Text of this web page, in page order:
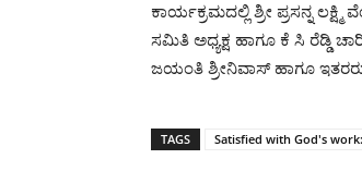
ಕಾರ್ಯಕ್ರಮದಲ್ಲಿ ಶ್ರೀ ಪ್ರಸನ್ನ
ಸಮಿತಿ ಅಧ್ಯಕ್ಷ ಹಾಗೂ ಕೆ ಸಿ ರೆಡ್ಡಿ
ಜಯಂತಿ ಶ್ರೀನಿವಾಸ್ ಹಾಗೂ
TAGS Satisfied with God's